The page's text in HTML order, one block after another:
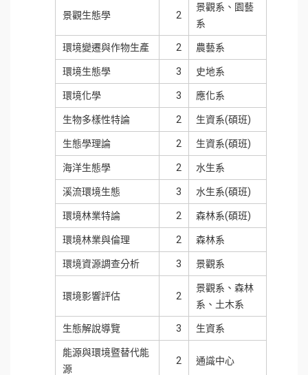
景觀生態學 2
景觀系、園藝
系
環境變遷與作物生產 2 農藝系
環境生態學 3 史地系
環境化學 3 應化系
生物多樣性特論 2 生資系(碩班)
生態學理論 2 生資系(碩班)
海洋生態學 2 水生系
溪流環境生態 3 水生系(碩班)
環境林業特論 2 森林系(碩班)
環境林業與倫理 2 森林系
環境資源調查分析 3 景觀系
環境影響評估 2
景觀系、森林
系、土木系
生態解說導覽 3 生資系
能源與環境暨替代能
源
2 通識中心